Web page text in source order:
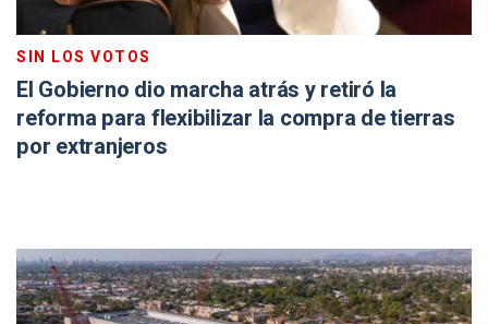
SIN LOS VOTOS
El Gobierno dio marcha atrás y retiró la
reforma para flexibilizar la compra de tierras
por extranjeros